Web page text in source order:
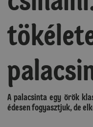
A palacsinta egy örök
édesen fogyasztjuk, de